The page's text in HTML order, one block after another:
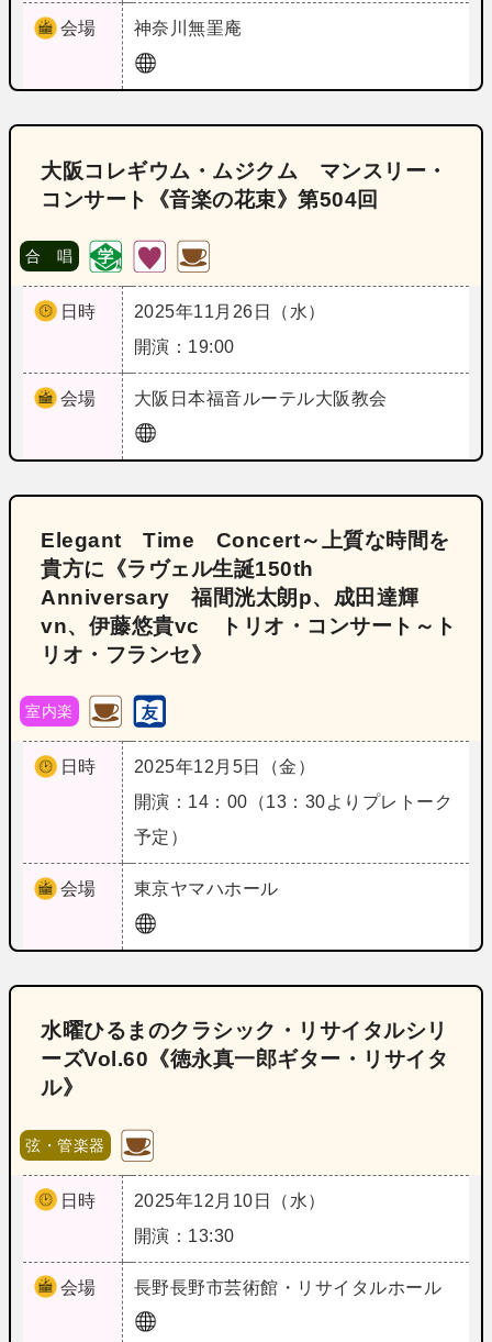
会場 神奈川無罣庵
大阪コレギウム・ムジクム マンスリー・
コンサート《音楽の花束》第504回
合 唱
日時
2025年11月26日（水）
開演：19:00
会場 大阪 日本福音ルーテル大阪教会
Elegant Time Concert～上質な時間を
貴方に《ラヴェル生誕150th
Anniversary 福間洸太朗p、成田達輝
vn、伊藤悠貴vc トリオ・コンサート～ト
リオ・フランセ》
室内楽
日時
2025年12月5日（金）
開演：14：00（13：30よりプレトーク
予定）
会場 東京ヤマハホール
水曜ひるまのクラシック・リサイタルシリ
ーズVol.60《徳永真一郎ギター・リサイタ
ル》
弦・管楽器
日時
2025年12月10日（水）
開演：13:30
会場 長野長野市芸術館・リサイタルホール